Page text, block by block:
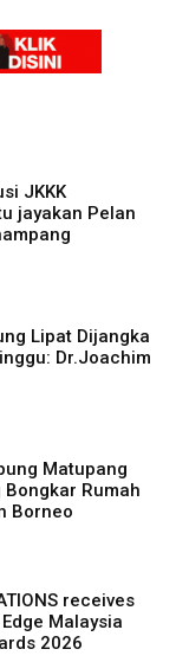
JKKK
jayakan Pelan
Lipat Dijangka
Dr.Joachim
Matupang
Rumah
Borneo
receives
Malaysia
2026